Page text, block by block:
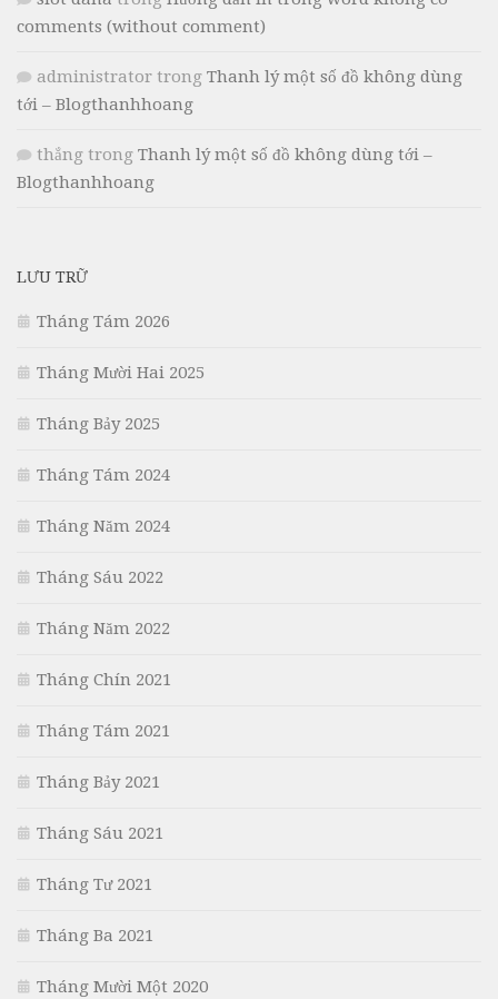
comments (without comment)
administrator trong Thanh lý một số đồ không dùng
tới – Blogthanhhoang
thắng trong Thanh lý một số đồ không dùng tới –
Blogthanhhoang
LƯU TRỮ
Tháng Tám 2026
Tháng Mười Hai 2025
Tháng Bảy 2025
Tháng Tám 2024
Tháng Năm 2024
Tháng Sáu 2022
Tháng Năm 2022
Tháng Chín 2021
Tháng Tám 2021
Tháng Bảy 2021
Tháng Sáu 2021
Tháng Tư 2021
Tháng Ba 2021
Tháng Mười Một 2020